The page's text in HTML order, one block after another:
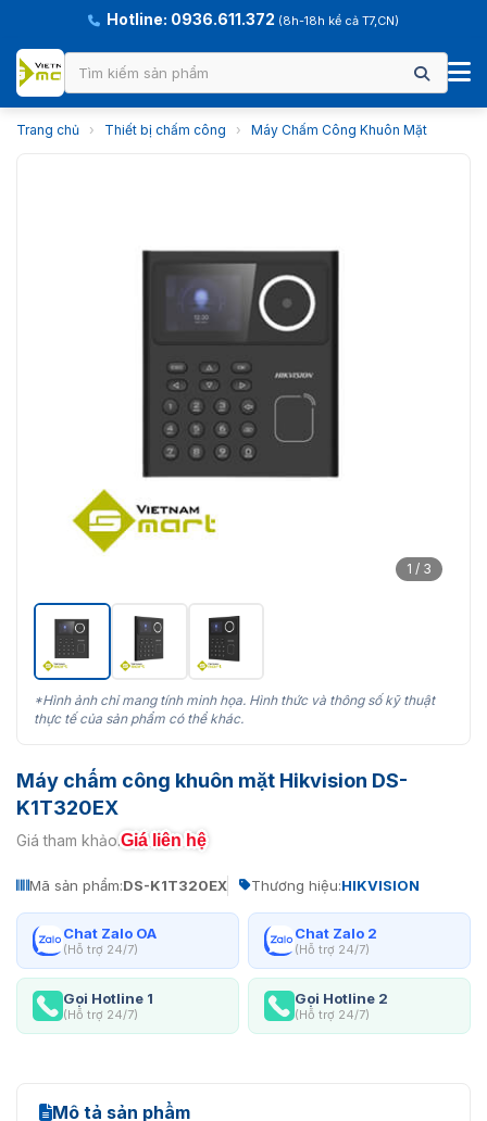
Hotline: 0936.611.372 (8h-18h kể cả T7,CN)
Trang chủ › Thiết bị chấm công › Máy Chấm Công Khuôn Mặt
1 / 3
*Hình ảnh chỉ mang tính minh họa. Hình thức và thông số kỹ thuật
thực tế của sản phẩm có thể khác.
Máy chấm công khuôn mặt Hikvision DS-
K1T320EX
Giá tham khảo:Giá liên hệ
Mã sản phẩm:DS-K1T320EX Thương hiệu:HIKVISION
Chat Zalo OA
(Hỗ trợ 24/7)
Chat Zalo 2
(Hỗ trợ 24/7)
Gọi Hotline 1
(Hỗ trợ 24/7)
Gọi Hotline 2
(Hỗ trợ 24/7)
Mô tả sản phẩm